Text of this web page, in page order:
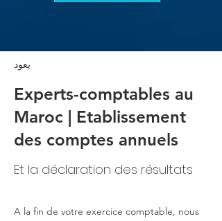
يعود
Experts-comptables au
Maroc | Etablissement
des comptes annuels
Et la déclaration des résultats
A la fin de votre exercice comptable, nous